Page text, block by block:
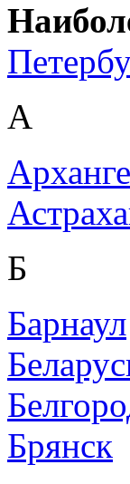
А
Б
Барнаул
Брянск